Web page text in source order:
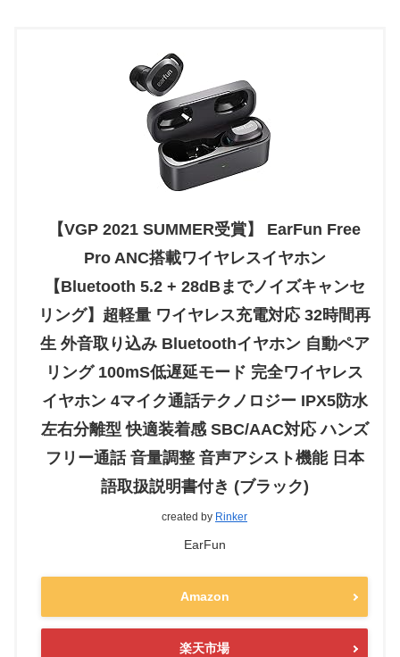
【VGP 2021 SUMMER受賞】 EarFun Free
Pro ANC搭載ワイヤレスイヤホン
【Bluetooth 5.2 + 28dBまでノイズキャンセ
リング】超軽量 ワイヤレス充電対応 32時間再
生 外音取り込み Bluetoothイヤホン 自動ペア
リング 100mS低遅延モード 完全ワイヤレス
イヤホン 4マイク通話テクノロジー IPX5防水
左右分離型 快適装着感 SBC/AAC対応 ハンズ
フリー通話 音量調整 音声アシスト機能 日本
語取扱説明書付き (ブラック)
created by Rinker
EarFun
Amazon
楽天市場